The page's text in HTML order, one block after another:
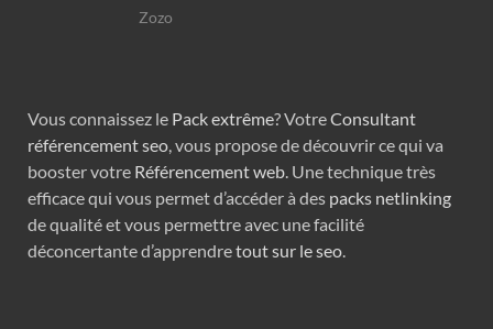
Zozo
Vous connaissez le Pack extrême? VotreConsultant
référencement seo , vous propose de découvrir ce qui va
booster votre Référencement web . Une technique très
efficace qui vous permet d’accéder à des packs netlinking
de qualité et vous permettre avec une facilité
déconcertante d’apprendretout sur le seo